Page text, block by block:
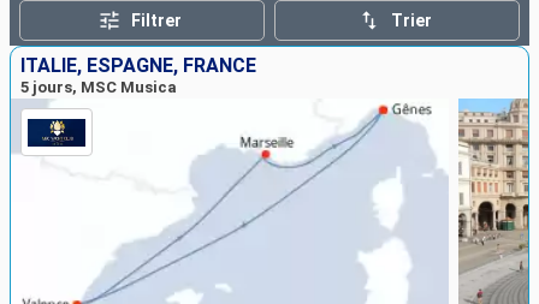
Compagnies
Rechercher
Filtrer Trier
ITALIE, ESPAGNE, FRANCE
5 jours, MSC Musica